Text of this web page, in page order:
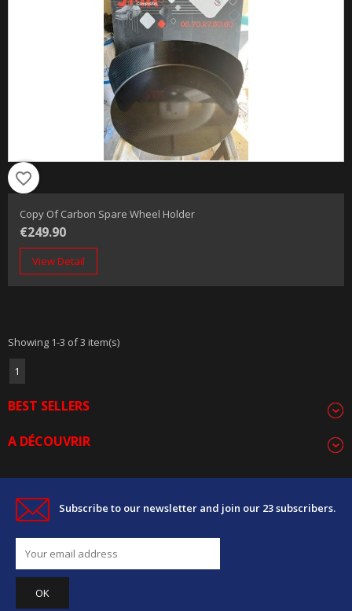
favorite_border
Copy Of Carbon Spare Wheel Holder
€249.90
View Detail
Showing 1-3 of 3 item(s)
1
BEST SELLERS
A DÉCOUVRIR
Subscribe to our newsletter and join our 23 subscribers.